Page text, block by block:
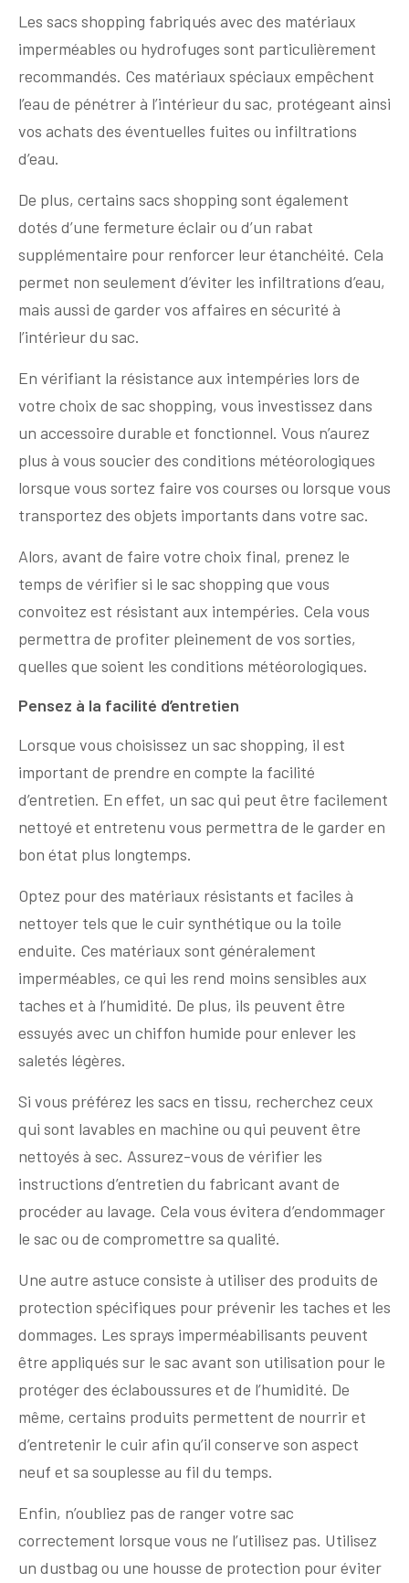
Les sacs shopping fabriqués avec des matériaux
imperméables ou hydrofuges sont particulièrement
recommandés. Ces matériaux spéciaux empêchent
l’eau de pénétrer à l’intérieur du sac, protégeant ainsi
vos achats des éventuelles fuites ou infiltrations
d’eau.
De plus, certains sacs shopping sont également
dotés d’une fermeture éclair ou d’un rabat
supplémentaire pour renforcer leur étanchéité. Cela
permet non seulement d’éviter les infiltrations d’eau,
mais aussi de garder vos affaires en sécurité à
l’intérieur du sac.
En vérifiant la résistance aux intempéries lors de
votre choix de sac shopping, vous investissez dans
un accessoire durable et fonctionnel. Vous n’aurez
plus à vous soucier des conditions météorologiques
lorsque vous sortez faire vos courses ou lorsque vous
transportez des objets importants dans votre sac.
Alors, avant de faire votre choix final, prenez le
temps de vérifier si le sac shopping que vous
convoitez est résistant aux intempéries. Cela vous
permettra de profiter pleinement de vos sorties,
quelles que soient les conditions météorologiques.
Pensez à la facilité d’entretien
Lorsque vous choisissez un sac shopping, il est
important de prendre en compte la facilité
d’entretien. En effet, un sac qui peut être facilement
nettoyé et entretenu vous permettra de le garder en
bon état plus longtemps.
Optez pour des matériaux résistants et faciles à
nettoyer tels que le cuir synthétique ou la toile
enduite. Ces matériaux sont généralement
imperméables, ce qui les rend moins sensibles aux
taches et à l’humidité. De plus, ils peuvent être
essuyés avec un chiffon humide pour enlever les
saletés légères.
Si vous préférez les sacs en tissu, recherchez ceux
qui sont lavables en machine ou qui peuvent être
nettoyés à sec. Assurez-vous de vérifier les
instructions d’entretien du fabricant avant de
procéder au lavage. Cela vous évitera d’endommager
le sac ou de compromettre sa qualité.
Une autre astuce consiste à utiliser des produits de
protection spécifiques pour prévenir les taches et les
dommages. Les sprays imperméabilisants peuvent
être appliqués sur le sac avant son utilisation pour le
protéger des éclaboussures et de l’humidité. De
même, certains produits permettent de nourrir et
d’entretenir le cuir afin qu’il conserve son aspect
neuf et sa souplesse au fil du temps.
Enfin, n’oubliez pas de ranger votre sac
correctement lorsque vous ne l’utilisez pas. Utilisez
un dustbag ou une housse de protection pour éviter